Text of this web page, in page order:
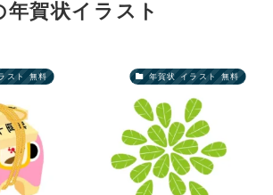
年賀状イラスト
スト 無料 年賀状 イラスト 無料